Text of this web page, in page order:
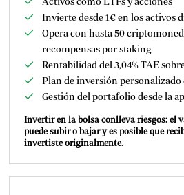
Invierte desde 1€ en los activos
Opera con hasta 50
recompensas por staking
Rentabilidad del 3,04% TAE
Plan de inversión personalizado
Gestión del portafolio desde la
Invertir en la bolsa conlleva riesgos: el
puede subir o bajar y es posible que
invertiste originalmente.